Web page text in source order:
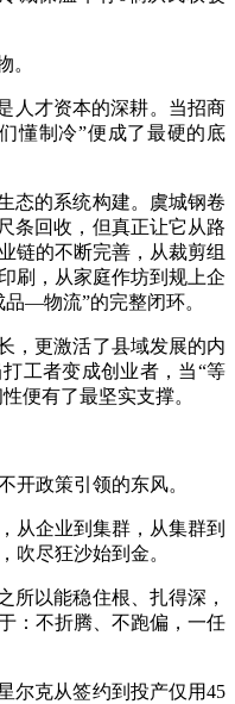
才资本的深耕。当招商
懂制冷”便成了最硬的底
的系统构建。虞城钢卷
条回收，但真正让它从路
链的不断完善，从裁剪组
刷，从家庭作坊到规上企
—物流”的完整闭环。
更激活了县域发展的内
工者变成创业者，当“等
便有了最坚实支撑。
政策引领的东风。
企业到集群，从集群到
尽狂沙始到金。
以能稳住根、扎得深，
：不折腾、不跑偏，一任
克从签约到投产仅用45